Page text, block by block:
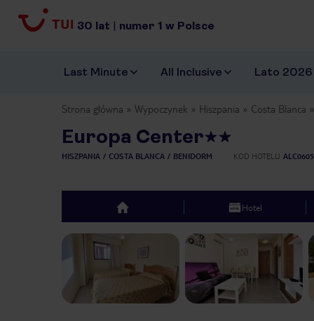
30 lat | numer 1 w Polsce
Last Minute All Inclusive Lato 2026
Strona główna Wypoczynek Hiszpania Costa Blanca
Europa Center
HISZPANIA COSTA BLANCA BENIDORM KOD HOTELU
top Hotel
Previous slide